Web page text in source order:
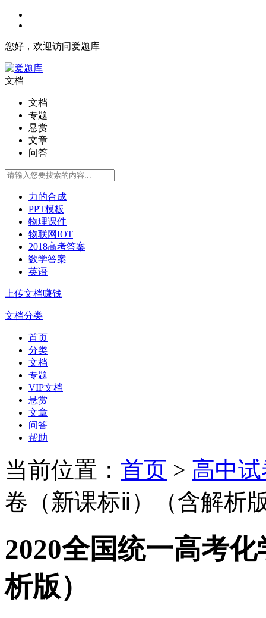
您好，欢迎访问爱题库
文档
文档
专题
悬赏
文章
问答
力的合成
PPT模板
物理课件
物联网IOT
2018高考答案
数学答案
英语
上传文档赚钱
文档分类
首页
分类
文档
专题
VIP文档
悬赏
文章
问答
帮助
当前位置： 首页 > 高中
卷（新课标ⅱ）（含解析
2020全国统一高考
析版）